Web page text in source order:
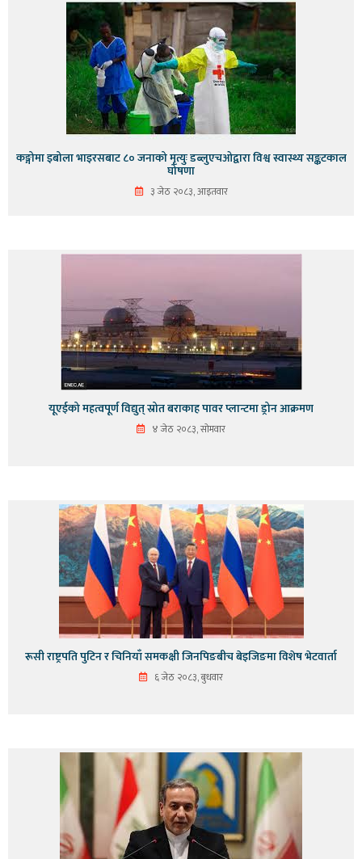
कङ्गोमा इबोला भाइरसबाट ८० जनाको मृत्युः डब्लुएचओद्वारा विश्व स्वास्थ्य सङ्कटकाल
घोषणा
३ जेठ २०८३, आइतवार
यूएईको महत्वपूर्ण विद्युत् स्रोत बराकाह पावर प्लान्टमा ड्रोन आक्रमण
४ जेठ २०८३, सोमवार
रूसी राष्ट्रपति पुटिन र चिनियाँ समकक्षी जिनपिङबीच बेइजिङमा विशेष भेटवार्ता
६ जेठ २०८३, बुधवार